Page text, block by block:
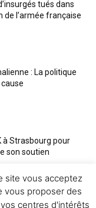
tués dans
de l’armée française
: La politique
à Strasbourg pour
son soutien
site vous acceptez
vous proposer des
centres d'intérêts